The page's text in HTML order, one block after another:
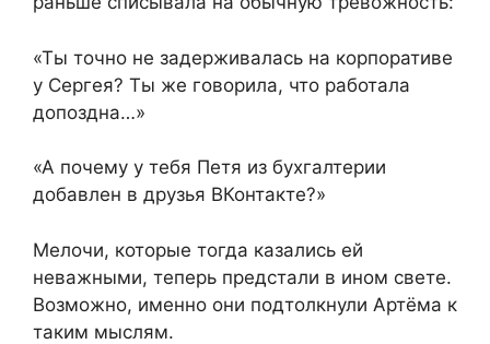
«Ты точно не задерживалась на корпоративе
у Сергея? Ты же говорила, что работала
допоздна…»
«А почему у тебя Петя из бухгалтерии
добавлен в друзья ВКонтакте?»
Мелочи, которые тогда казались ей
неважными, теперь предстали в ином свете.
Возможно, именно они подтолкнули Артёма к
таким мыслям.